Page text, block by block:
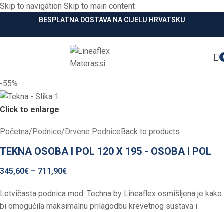
Skip to navigation Skip to main content
BESPLATNA DOSTAVA NA CIJELU HRVATSKU
-55%
Click to enlarge
Početna/ Podnice/ Drvene Podnice Back to products
TEKNA OSOBA I POL 120 X 195 - OSOBA I POL
345,60€ – 711,90€
Letvičasta podnica mod. Techna by Lineaflex osmišljena je kako
bi omogućila maksimalnu prilagodbu krevetnog sustava i